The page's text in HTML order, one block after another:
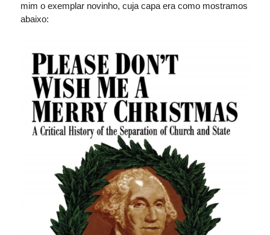
mim o exemplar novinho, cuja capa era como mostramos
abaixo: